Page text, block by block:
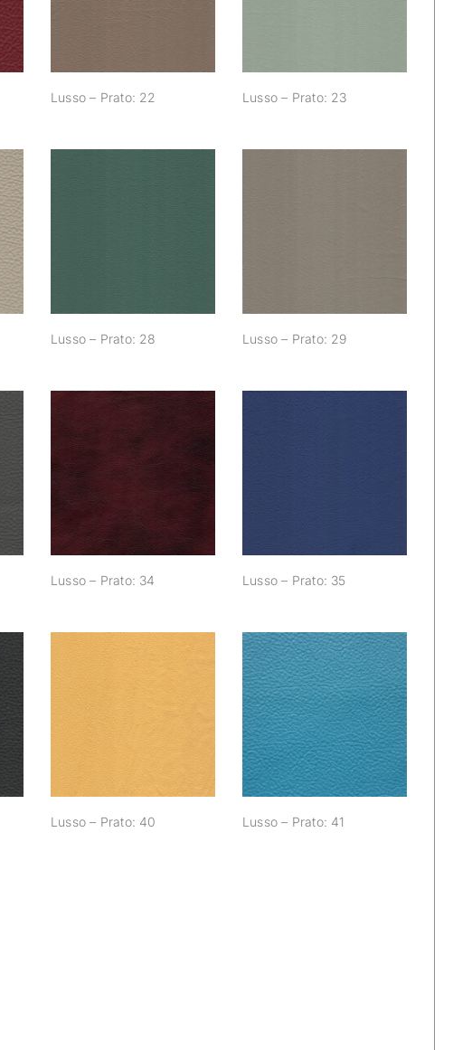
Lusso – Prato: 22 Lusso – Prato: 23
Lusso – Prato: 28 Lusso – Prato: 29
Lusso – Prato: 34 Lusso – Prato: 35
Lusso – Prato: 40
Lusso – Prato: 41
Lusso – Prato: 41